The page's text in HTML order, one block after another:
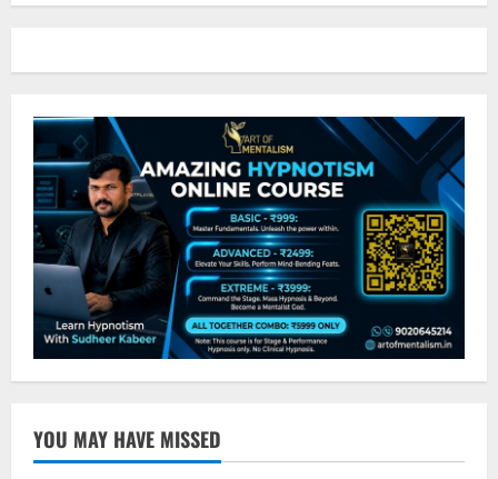
YOU MAY HAVE MISSED